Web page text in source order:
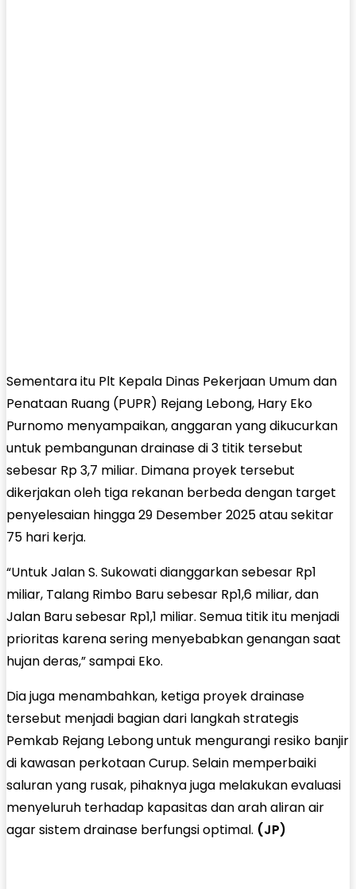
Sementara itu Plt Kepala Dinas Pekerjaan Umum dan
Penataan Ruang (PUPR) Rejang Lebong, Hary Eko
Purnomo menyampaikan, anggaran yang dikucurkan
untuk pembangunan drainase di 3 titik tersebut
sebesar Rp 3,7 miliar. Dimana proyek tersebut
dikerjakan oleh tiga rekanan berbeda dengan target
penyelesaian hingga 29 Desember 2025 atau sekitar
75 hari kerja.
“Untuk Jalan S. Sukowati dianggarkan sebesar Rp1
miliar, Talang Rimbo Baru sebesar Rp1,6 miliar, dan
Jalan Baru sebesar Rp1,1 miliar. Semua titik itu menjadi
prioritas karena sering menyebabkan genangan saat
hujan deras,” sampai Eko.
Dia juga menambahkan, ketiga proyek drainase
tersebut menjadi bagian dari langkah strategis
Pemkab Rejang Lebong untuk mengurangi resiko banjir
di kawasan perkotaan Curup. Selain memperbaiki
saluran yang rusak, pihaknya juga melakukan evaluasi
menyeluruh terhadap kapasitas dan arah aliran air
agar sistem drainase berfungsi optimal. (JP)